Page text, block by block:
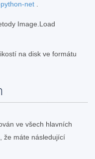
net
Image.Load
na disk ve formátu
ve všech hlavních
že máte následující